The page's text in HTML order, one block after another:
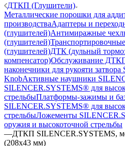
ДТКП (Глушители)
Металлические порошки для
производстваАдаптеры и
(глушителей)Антимиражные
(глушителей)
(глушителей)ДТК (дульный
компенсатор)Обслуживание
наконечники для рукояти
KnobАктивные наушники
SILENCER.SYSTEMS® для
стрельбыПлатформы-зажимы и
SILENCER.SYSTEMS® для
стрельбыЛожементы
оружия и высокоточной стрельбы
—ДТКП SILENCER.SYSTEMS,
(208х43 мм)